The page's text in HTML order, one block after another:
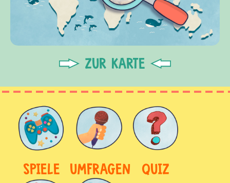
ZUR KARTE
SPIELE UMFRAGEN QUIZ